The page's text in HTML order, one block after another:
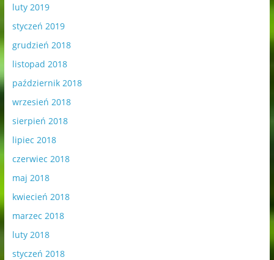
luty 2019
styczeń 2019
grudzień 2018
listopad 2018
październik 2018
wrzesień 2018
sierpień 2018
lipiec 2018
czerwiec 2018
maj 2018
kwiecień 2018
marzec 2018
luty 2018
styczeń 2018